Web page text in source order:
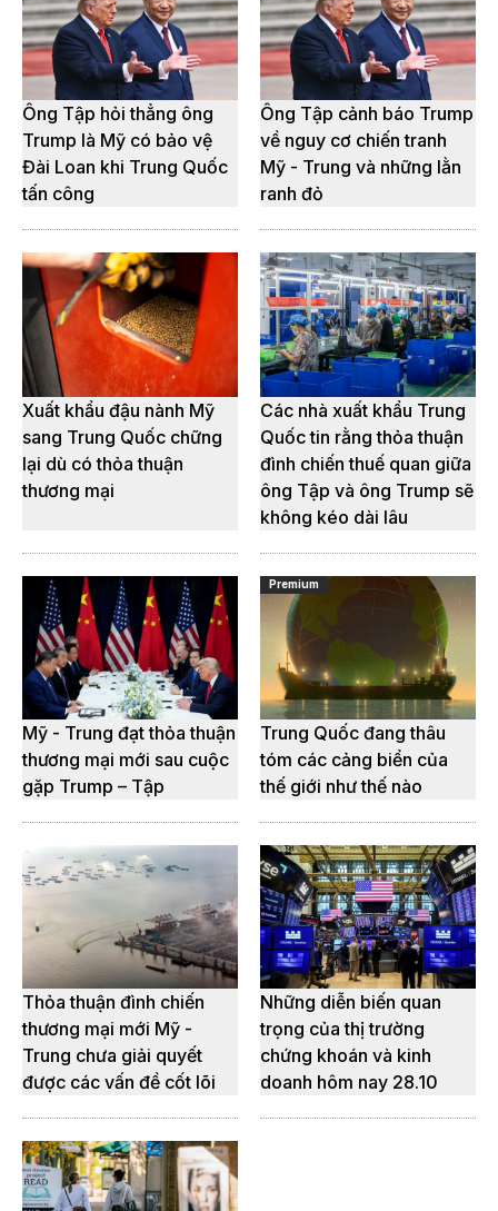
Ông Tập hỏi thẳng ông
Trump là Mỹ có bảo vệ
Đài Loan khi Trung Quốc
tấn công
Ông Tập cảnh báo Trump
về nguy cơ chiến tranh
Mỹ - Trung và những lằn
ranh đỏ
Xuất khẩu đậu nành Mỹ
sang Trung Quốc chững
lại dù có thỏa thuận
thương mại
Các nhà xuất khẩu Trung
Quốc tin rằng thỏa thuận
đình chiến thuế quan giữa
ông Tập và ông Trump sẽ
không kéo dài lâu
Mỹ - Trung đạt thỏa thuận
thương mại mới sau cuộc
gặp Trump – Tập
Premium
Trung Quốc đang thâu
tóm các cảng biển của
thế giới như thế nào
Thỏa thuận đình chiến
thương mại mới Mỹ -
Trung chưa giải quyết
được các vấn đề cốt lõi
Những diễn biến quan
trọng của thị trường
chứng khoán và kinh
doanh hôm nay 28.10